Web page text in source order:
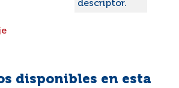
descriptor.
disponibles en esta